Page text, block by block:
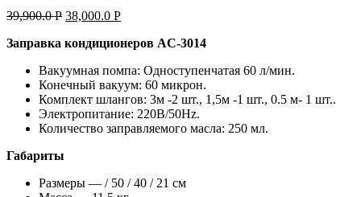
39,900.0Р 38,000.0 Р
Заправка кондиционеров AC-3014
Вакуумная помпа: Одноступенчатая 60 л/мин.
Конечный вакуум: 60 микрон.
Комплект шлангов: 3м -2 шт., 1,5м -1 шт., 0.5 м- 1 шт..
Электропитание: 220В/50Hz.
Количество заправляемого масла: 250 мл.
Габариты
Размеры — / 50 / 40 / 21 см